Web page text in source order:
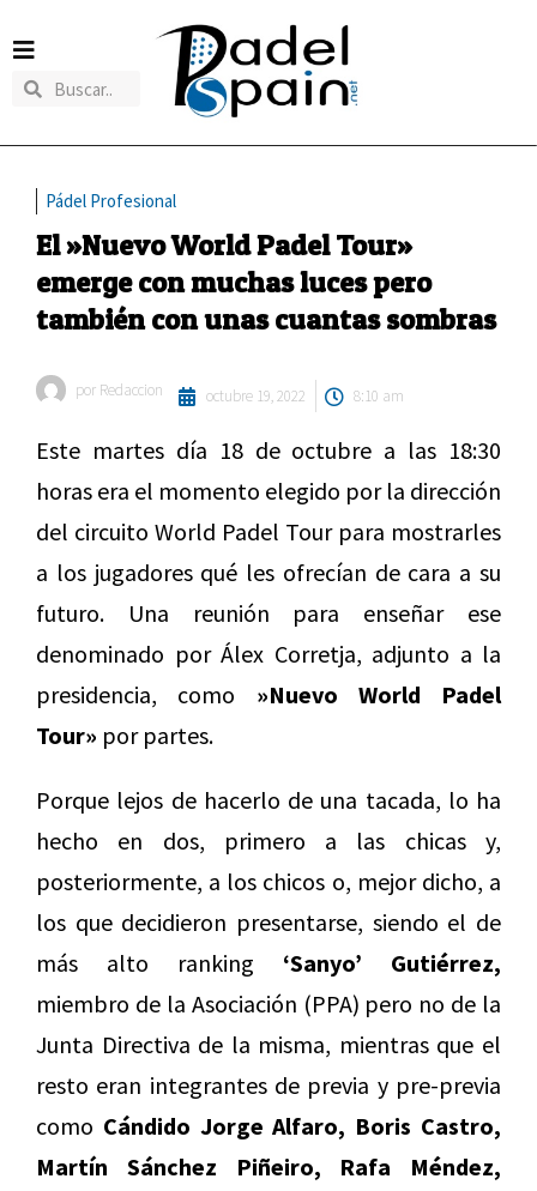
Pádel Profesional
El »Nuevo World Padel Tour»
emerge con muchas luces pero
también con unas cuantas sombras
por Redaccion octubre 19, 2022 8:10 am
Este martes día 18 de octubre a las 18:30
horas era el momento elegido por la dirección
del circuito World Padel Tour para mostrarles
a los jugadores qué les ofrecían de cara a su
futuro. Una reunión para enseñar ese
denominado por Álex Corretja, adjunto a la
presidencia, como »Nuevo World Padel
Tour» por partes.
Porque lejos de hacerlo de una tacada, lo ha
hecho en dos, primero a las chicas y,
posteriormente, a los chicos o, mejor dicho, a
los que decidieron presentarse, siendo el de
más alto ranking ‘Sanyo’ Gutiérrez,
miembro de la Asociación (PPA) pero no de la
Junta Directiva de la misma, mientras que el
resto eran integrantes de previa y pre-previa
como Cándido Jorge Alfaro, Boris Castro,
Martín Sánchez Piñeiro, Rafa Méndez,